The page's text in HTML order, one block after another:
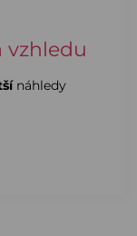
vzhledu
náhledy